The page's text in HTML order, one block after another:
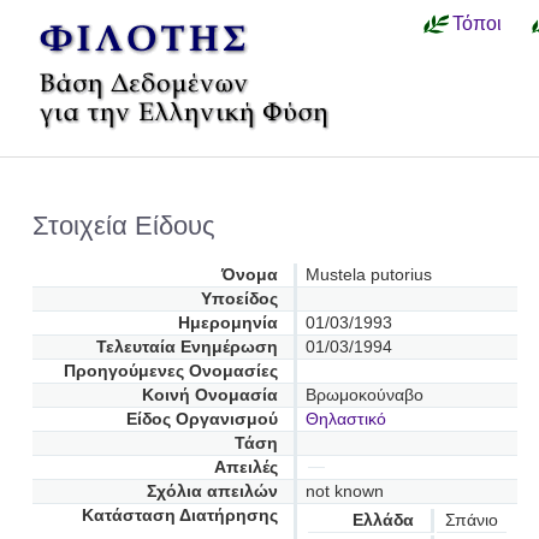
Τόποι
Στοιχεία Είδους
Όνομα
Mustela putorius
Υποείδος
Ημερομηνία
01/03/1993
Τελευταία Ενημέρωση
01/03/1994
Προηγούμενες Oνομασίες
Κοινή Ονομασία
Βρωμοκούναβο
Είδος Οργανισμού
Θηλαστικό
Τάση
Απειλές
Σχόλια απειλών
not known
Κατάσταση Διατήρησης
Ελλάδα
Σπάνιο